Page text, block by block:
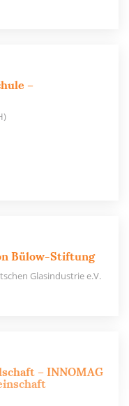
–
Bülow-Stiftung
Glasindustrie e.V.
– INNOMAG